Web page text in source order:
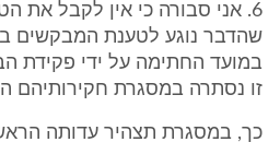
6. אני סבורה כי אין לקבל את
שהדבר נוגע לטענת המבקשים
במועד החתימה על ידי פקידת
זו נסתרה במסגרת חקירותיהם
כך, במסגרת תצהיר עדותה